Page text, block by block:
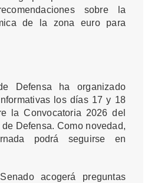
sobre la
de la zona euro para
Defensa ha organizado
los días 17 y 18
la Convocatoria 2026 del
Defensa. Como novedad,
podrá seguirse en
acogerá preguntas